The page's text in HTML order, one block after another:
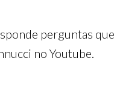
perguntas
no Youtube.